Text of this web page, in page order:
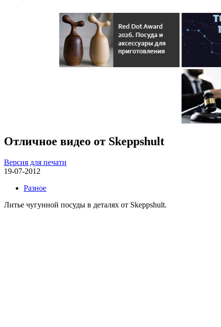
Отличное видео от Skeppshult
Версия для печати
19-07-2012
Разное
Литье чугунной посуды в деталях от Skeppshult.